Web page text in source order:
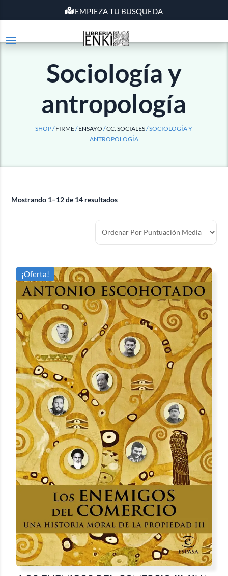
EMPIEZA TU BUSQUEDA
Sociología y
antropología
SHOP /FIRME/ENSAYO /CC. SOCIALES/ SOCIOLOGÍA Y
ANTROPOLOGÍA
Mostrando 1–12 de 14 resultados
¡Oferta!